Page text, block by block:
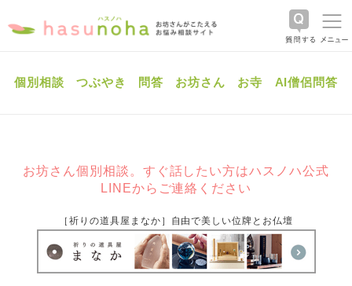
個別相談 つぶやき 問答 お坊さん お寺 AI僧侶問答
お坊さん個別相談。すぐ話したい方はハスノハ公式
LINEからご連絡ください
［祈りの道具屋まなか］自由で美しい位牌とお仏壇